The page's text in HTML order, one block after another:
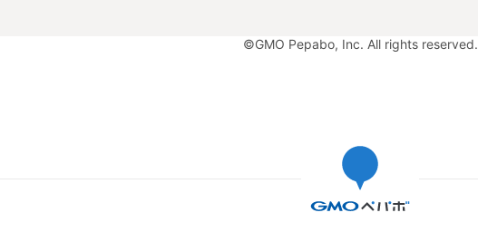
©GMO Pepabo, Inc. All rights reserved.